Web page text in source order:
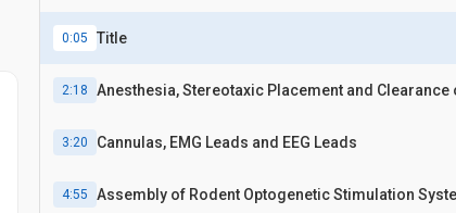
0:05 Title
2:18 Anesthesia, Stereotaxic Placement and Clearance
3:20 Cannulas, EMG Leads and EEG Leads
4:55 Assembly of Rodent Optogenetic Stimulation